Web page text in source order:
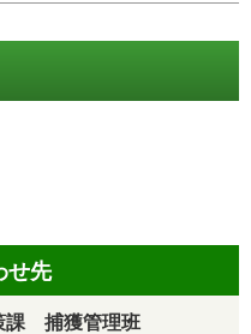
せ先
課 捕獲管理班